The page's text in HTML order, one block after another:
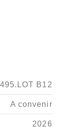
B12
A convenir
2026